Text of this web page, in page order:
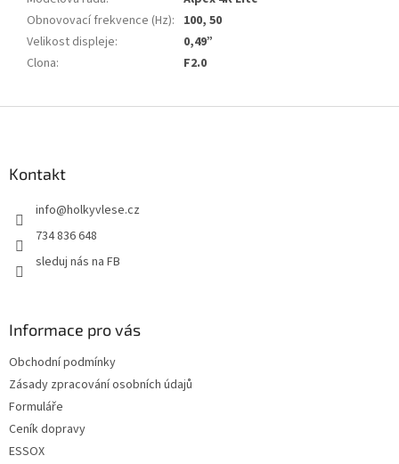
Obnovovací frekvence (Hz): 100, 50
Velikost displeje:
0,49”
Clona: F2.0
Kontakt
info@holkyvlese.cz
734 836 648
sleduj nás na FB
Informace pro vás
Obchodní podmínky
Zásady zpracování osobních údajů
Formuláře
Ceník dopravy
ESSOX